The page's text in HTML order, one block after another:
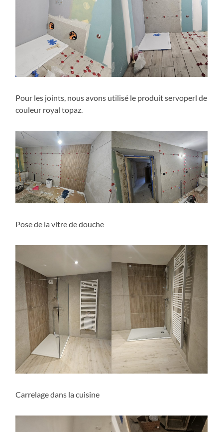
Pour les joints, nous avons utilisé le produit servoperl de
couleur royal topaz.
Pose de la vitre de douche
Carrelage dans la cuisine